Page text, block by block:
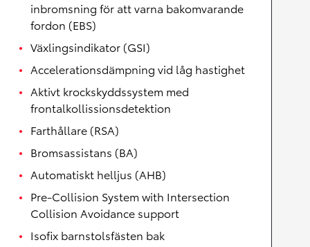
inbromsning för att varna bakomvarande
fordon (EBS)
Växlingsindikator (GSI)
Accelerationsdämpning vid låg hastighet
Aktivt krockskyddssystem med
frontalkollissionsdetektion
Farthållare (RSA)
Bromsassistans (BA)
Automatiskt helljus (AHB)
Pre-Collision System with Intersection
Collision Avoidance support
Isofix barnstolsfästen bak